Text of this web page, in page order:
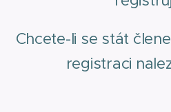
Chcete-li se stát
registraci